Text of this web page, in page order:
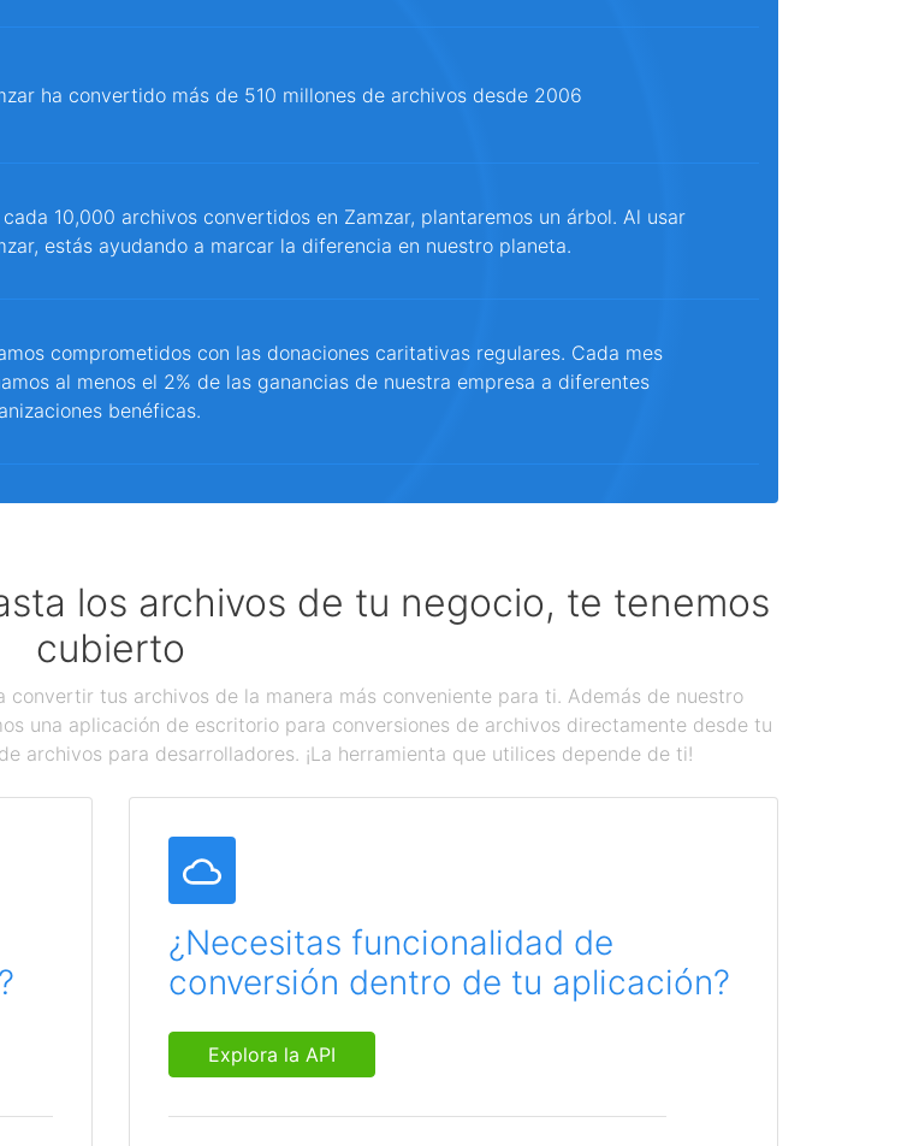
ha convertido más de 510 millones de archivos desde 2006
cada 10,000 archivos convertidos en Zamzar, plantaremos un árbol. Al usar
estás ayudando a marcar la diferencia en nuestro planeta.
comprometidos con las donaciones caritativas regulares. Cada mes
al menos el 2% de las ganancias de nuestra empresa a diferentes
benéficas.
los archivos de tu negocio, te tenemos
cubierto
tus archivos de la manera más conveniente para ti. Además de nuestro
una aplicación de escritorio para conversiones de archivos directamente desde tu
archivos para desarrolladores. ¡La herramienta que utilices depende de ti!
¿Necesitas funcionalidad de
conversión dentro de tu aplicación?
Explora la API